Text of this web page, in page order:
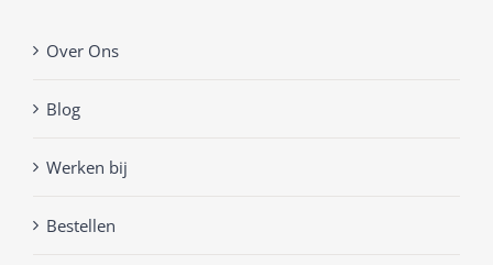
Over Ons
Blog
Werken bij
Bestellen